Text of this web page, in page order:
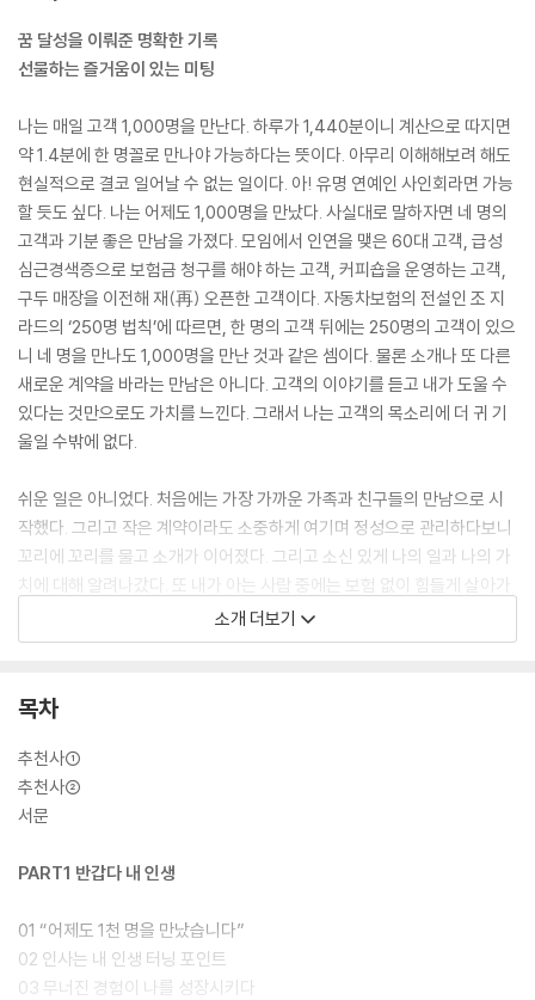
꿈 달성을 이뤄준 명확한 기록
선물하는 즐거움이 있는 미팅
나는 매일 고객 1,000명을 만난다. 하루가 1,440분이니 계산으로 따지면
약 1.4분에 한 명꼴로 만나야 가능하다는 뜻이다. 아무리 이해해보려 해도
현실적으로 결코 일어날 수 없는 일이다. 아! 유명 연예인 사인회라면 가능
할 듯도 싶다. 나는 어제도 1,000명을 만났다. 사실대로 말하자면 네 명의
고객과 기분 좋은 만남을 가졌다. 모임에서 인연을 맺은 60대 고객, 급성
심근경색증으로 보험금 청구를 해야 하는 고객, 커피숍을 운영하는 고객,
구두 매장을 이전해 재(再) 오픈한 고객이다. 자동차보험의 전설인 조 지
라드의 ‘250명 법칙’에 따르면, 한 명의 고객 뒤에는 250명의 고객이 있으
니 네 명을 만나도 1,000명을 만난 것과 같은 셈이다. 물론 소개나 또 다른
새로운 계약을 바라는 만남은 아니다. 고객의 이야기를 듣고 내가 도울 수
있다는 것만으로도 가치를 느낀다. 그래서 나는 고객의 목소리에 더 귀 기
울일 수밖에 없다.
쉬운 일은 아니었다. 처음에는 가장 가까운 가족과 친구들의 만남으로 시
작했다. 그리고 작은 계약이라도 소중하게 여기며 정성으로 관리하다보니
꼬리에 꼬리를 물고 소개가 이어졌다. 그리고 소신 있게 나의 일과 나의 가
치에 대해 알려나갔다. 또 내가 아는 사람 중에는 보험 없이 힘들게 살아가
는 사람이 없어야 된다는 마음으로 고객을 만났다. 물론 보험 필요 없다고
하는 사람, 보험이 너무 많다고 하는 사람, 만나기 싫다는 사람도 많았다.
“정확한 목표 없이 성공의 여행을 떠나는 자는 실패한다. 목표 없이 일을
진행하는 사람은 기회가 와도 그 기회를 모르고 준비가 안 되어 있어 실행
할 수 없다”고 했다. 나는 매일매일 목표를 적으며 하루 인생을 살아가고
중이지만 종이 위에 적힌 내가 정한 나만의 목표와 비전을 보면 가슴 뛰지
다.
소개 더보기
목차
추천사①
추천사②
서문
PART1 반갑다 내 인생
01 “어제도 1천 명을 만났습니다”
02 인사는 내 인생 터닝 포인트
03 무너진 경험이 나를 성장시키다